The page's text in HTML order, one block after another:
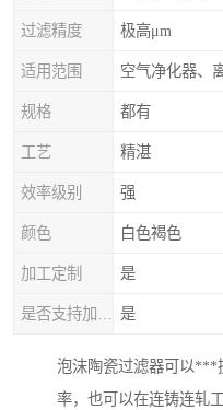
过滤精度 极高μm
适用范围 空气净化器、
规格 都有
工艺 精湛
效率级别 强
颜色 白色褐色
加工定制 是
是
泡沫陶瓷过滤器可以***
率，也可以在连铸连轧